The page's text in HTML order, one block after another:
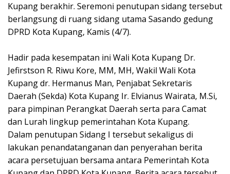
Kupang berakhir. Seremoni penutupan sidang tersebut
berlangsung di ruang sidang utama Sasando gedung
DPRD Kota Kupang, Kamis (4/7).
Hadir pada kesempatan ini Wali Kota Kupang Dr.
Jefirstson R. Riwu Kore, MM, MH, Wakil Wali Kota
Kupang dr. Hermanus Man, Penjabat Sekretaris
Daerah (Sekda) Kota Kupang Ir. Elvianus Wairata, M.Si,
para pimpinan Perangkat Daerah serta para Camat
dan Lurah lingkup pemerintahan Kota Kupang.
Dalam penutupan Sidang I tersebut sekaligus di
lakukan penandatanganan dan penyerahan berita
acara persetujuan bersama antara Pemerintah Kota